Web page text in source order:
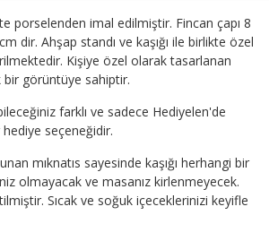
porselenden imal edilmiştir. Fincan çapı 8
dir. Ahşap standı ve kaşığı ile birlikte özel
Kişiye özel olarak tasarlanan
bir görüntüye sahiptir.
farklı ve sadece Hediyelen'de
seçeneğidir.
mıknatıs sayesinde kaşığı herhangi bir
olmayacak ve masanız kirlenmeyecek.
Sıcak ve soğuk içeceklerinizi keyifle